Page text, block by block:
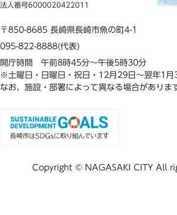
法人番号6000020422011
〒850-8685 長崎県長崎市魚の町4-1
095-822-8888(代表)
開庁時間 午前8時45分～午後5時30分
※土曜日・日曜日・祝日・12月29日～翌年1月
なお、施設・部署によって異なる場合がありま
Copyright © NAGASAKI CITY All